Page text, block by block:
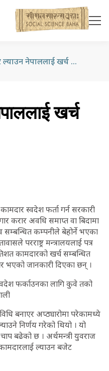
कामदार ल्याउन नेपाललाई खर्च नलाग्‍ने
खर्च
स्वदेश फर्ता गर्न सरकारी
करार अवधि समाप्त वा बिदामा
सम्बन्धित कम्पनीले बेहोर्ने भएका
परराष्ट्र मन्त्रालयलाई पत्र
कामदारको खर्च सम्बन्धित
भएको जानकारी दिएका छन् ।
फर्काउनका लागि कुवे तको
बनाएर अप्ठ्यारोमा परेकामध्ये
निर्णय गरेको थियो । यो
बढेको छ । अर्थमन्त्री युवराज
ल्याउन बजेट